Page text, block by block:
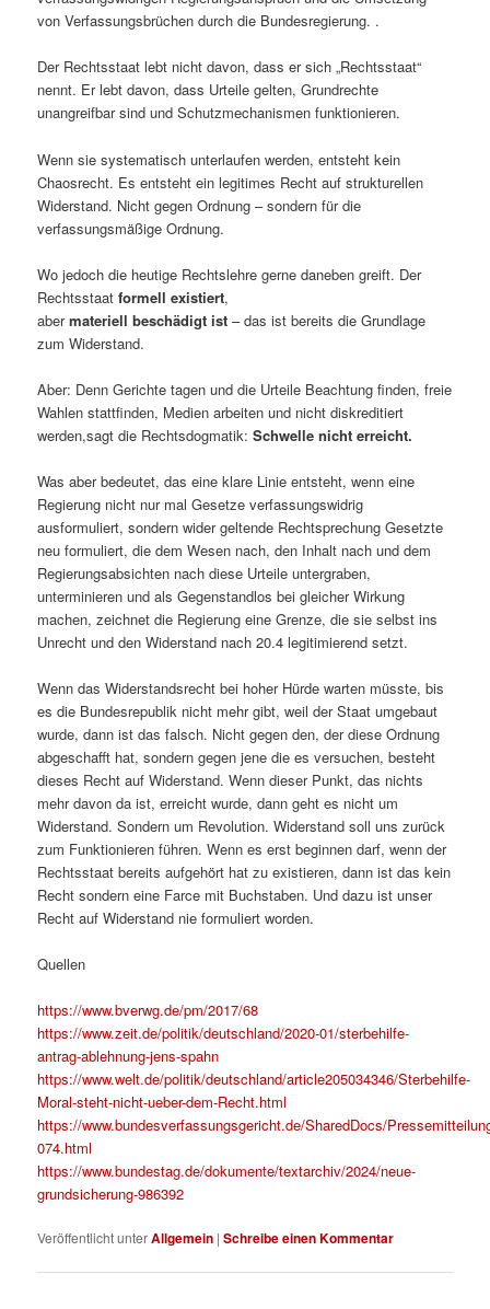
von Verfassungsbrüchen durch die Bundesregierung. .
Der Rechtsstaat lebt nicht davon, dass er sich „Rechtsstaat“
nennt. Er lebt davon, dass Urteile gelten, Grundrechte
unangreifbar sind und Schutzmechanismen funktionieren.
Wenn sie systematisch unterlaufen werden, entsteht kein
Chaosrecht. Es entsteht ein legitimes Recht auf strukturellen
Widerstand. Nicht gegen Ordnung – sondern für die
verfassungsmäßige Ordnung.
Wo jedoch die heutige Rechtslehre gerne daneben greift. Der
Rechtsstaatformell existiert,
abermateriell beschädigt ist – das ist bereits die Grundlage
zum Widerstand.
Aber: Denn Gerichte tagen und die Urteile Beachtung finden, freie
Wahlen stattfinden, Medien arbeiten und nicht diskreditiert
werden,sagt die Rechtsdogmatik:Schwelle nicht erreicht.
Was aber bedeutet, das eine klare Linie entsteht, wenn eine
Regierung nicht nur mal Gesetze verfassungswidrig
ausformuliert, sondern wider geltende Rechtsprechung Gesetzte
neu formuliert, die dem Wesen nach, den Inhalt nach und dem
Regierungsabsichten nach diese Urteile untergraben,
unterminieren und als Gegenstandlos bei gleicher Wirkung
machen, zeichnet die Regierung eine Grenze, die sie selbst ins
Unrecht und den Widerstand nach 20.4 legitimierend setzt.
Wenn das Widerstandsrecht bei hoher Hürde warten müsste, bis
es die Bundesrepublik nicht mehr gibt, weil der Staat umgebaut
wurde, dann ist das falsch. Nicht gegen den, der diese Ordnung
abgeschafft hat, sondern gegen jene die es versuchen, besteht
dieses Recht auf Widerstand. Wenn dieser Punkt, das nichts
mehr davon da ist, erreicht wurde, dann geht es nicht um
Widerstand. Sondern um Revolution. Widerstand soll uns zurück
zum Funktionieren führen. Wenn es erst beginnen darf, wenn der
Rechtsstaat bereits aufgehört hat zu existieren, dann ist das kein
Recht sondern eine Farce mit Buchstaben. Und dazu ist unser
Recht auf Widerstand nie formuliert worden.
Quellen
https://www.bverwg.de/pm/2017/68
https://www.zeit.de/politik/deutschland/2020-01/sterbehilfe-
antrag-ablehnung-jens-spahn
https://www.welt.de/politik/deutschland/article205034346/Sterbehilfe-
Moral-steht-nicht-ueber-dem-Recht.html
https://www.bundesverfassungsgericht.de/SharedDocs/
074.html
https://www.bundestag.de/dokumente/textarchiv/2024/neue-
grundsicherung-986392
Veröffentlicht unterAllgemein |Schreibe einen Kommentar